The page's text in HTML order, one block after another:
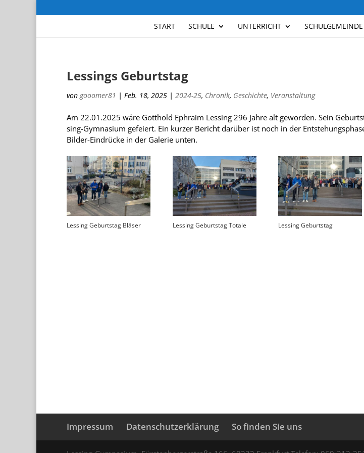
START SCHULE UNTERRICHT SCHULGEMEINDE
Lessings Geburtstag
von gooomer81 | Feb. 18, 2025 | 2024-25, Chronik, Geschichte, Veranstaltung
Am 22.01.2025 wäre Gott­hold Ephraim Les­sing 296 Jahre alt gewor­den. Sein
sing-Gym­na­sium gefei­ert. Ein kur­zer Bericht dar­über ist noch in der
Bil­der-Ein­drü­cke in der Gale­rie unten.
Lessing Geburtstag Bläser Lessing Geburtstag Totale Lessing Geburtstag
Impressum Datenschutzerklärung So finden Sie uns